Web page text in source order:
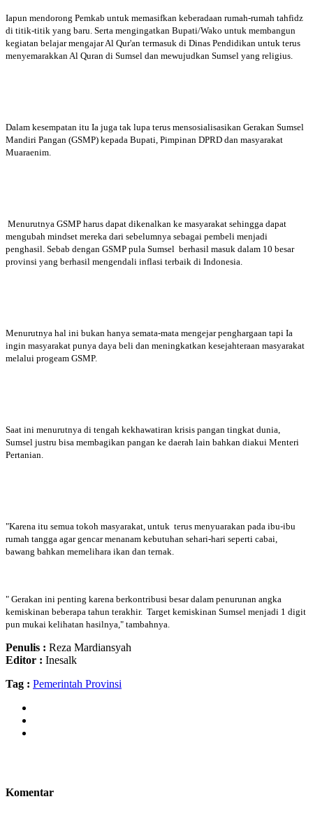
Iapun mendorong Pemkab untuk memasifkan keberadaan rumah-rumah tahfidz
di titik-titik yang baru. Serta mengingatkan Bupati/Wako untuk membangun
kegiatan belajar mengajar Al Qur'an termasuk di Dinas Pendidikan untuk terus
menyemarakkan Al Quran di Sumsel dan mewujudkan Sumsel yang religius.
Dalam kesempatan itu Ia juga tak lupa terus mensosialisasikan Gerakan Sumsel
Mandiri Pangan (GSMP) kepada Bupati, Pimpinan DPRD dan masyarakat
Muaraenim.
Menurutnya GSMP harus dapat dikenalkan ke masyarakat sehingga dapat
mengubah mindset mereka dari sebelumnya sebagai pembeli menjadi
penghasil. Sebab dengan GSMP pula Sumsel berhasil masuk dalam 10 besar
provinsi yang berhasil mengendali inflasi terbaik di Indonesia.
Menurutnya hal ini bukan hanya semata-mata mengejar penghargaan tapi Ia
ingin masyarakat punya daya beli dan meningkatkan kesejahteraan masyarakat
melalui progeam GSMP.
Saat ini menurutnya di tengah kekhawatiran krisis pangan tingkat dunia,
Sumsel justru bisa membagikan pangan ke daerah lain bahkan diakui Menteri
Pertanian.
"Karena itu semua tokoh masyarakat, untuk terus menyuarakan pada ibu-ibu
rumah tangga agar gencar menanam kebutuhan sehari-hari seperti cabai,
bawang bahkan memelihara ikan dan ternak.
" Gerakan ini penting karena berkontribusi besar dalam penurunan angka
kemiskinan beberapa tahun terakhir. Target kemiskinan Sumsel menjadi 1 digit
pun mukai kelihatan hasilnya," tambahnya.
Penulis : Reza Mardiansyah
Editor : Inesalk
Tag : Pemerintah Provinsi
Komentar